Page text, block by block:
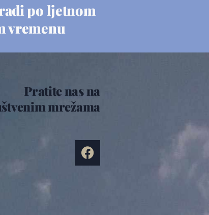
po ljetnom
vremenu
Pratite nas na
mrežama